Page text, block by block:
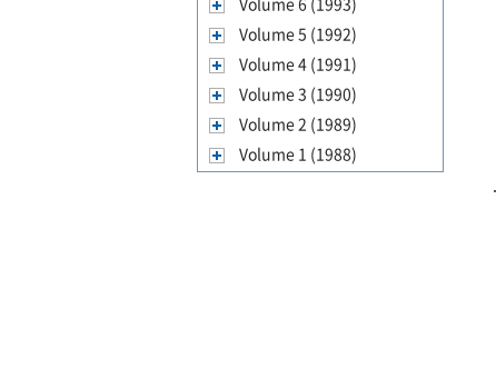
Volume 5 (1992)
Volume 4 (1991)
Volume 3 (1990)
Volume 2 (1989)
Volume 1 (1988)